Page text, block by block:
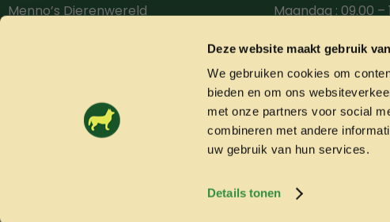
Deze website maakt gebruik
We gebruiken cookies om
bieden en om ons
met onze partners voor social
combineren met andere
uw gebruik van hun services.
Details tonen
Menno’s Dierenwereld
info@mennosdierenwereld.nl
Maandag : 09.00 –
Woensdag: 09.00
Donderdag: 09.00
Vrijdag: 09.00 –
Zaterdag: 09.00 –
Algemene voorwaarden